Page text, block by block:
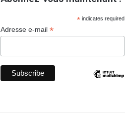
*indicates required
Adresse e-mail*